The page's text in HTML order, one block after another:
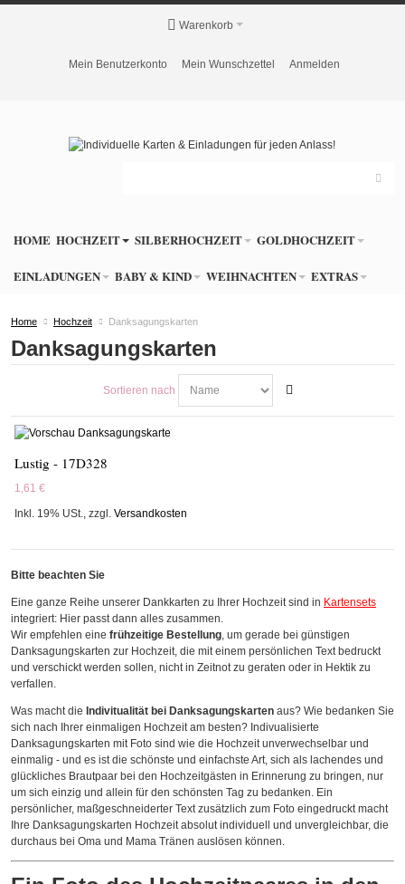
Warenkorb
Mein Benutzerkonto Mein Wunschzettel Anmelden
HOME HOCHZEIT SILBERHOCHZEIT GOLDHOCHZEIT
EINLADUNGEN BABY & KIND WEIHNACHTEN EXTRAS
Home Hochzeit Danksagungskarten
Danksagungskarten
Sortieren nach
Lustig - 17D328
1,61 €
Inkl. 19% USt.,zzgl.Versandkosten
Bitte beachten Sie
Eine ganze Reihe unserer Dankkarten zu Ihrer Hochzeit sind in Kartensets
integriert: Hier passt dann alles zusammen.
Wir empfehlen eine frühzeitige Bestellung, um gerade bei günstigen
Danksagungskarten zur Hochzeit, die mit einem persönlichen Text bedruckt
und verschickt werden sollen, nicht in Zeitnot zu geraten oder in Hektik zu
verfallen.
Was macht die Indivitualität bei Danksagungskarten aus? Wie bedanken Sie
sich nach Ihrer einmaligen Hochzeit am besten? Indivualisierte
Danksagungskarten mit Foto sind wie die Hochzeit unverwechselbar und
einmalig - und es ist die schönste und einfachste Art, sich als lachendes und
glückliches Brautpaar bei den Hochzeitgästen in Erinnerung zu bringen, nur
um sich einzig und allein für den schönsten Tag zu bedanken. Ein
persönlicher, maßgeschneiderter Text zusätzlich zum Foto eingedruckt macht
Ihre Danksagungskarten Hochzeit absolut individuell und unvergleichbar, die
durchaus bei Oma und Mama Tränen auslösen können.